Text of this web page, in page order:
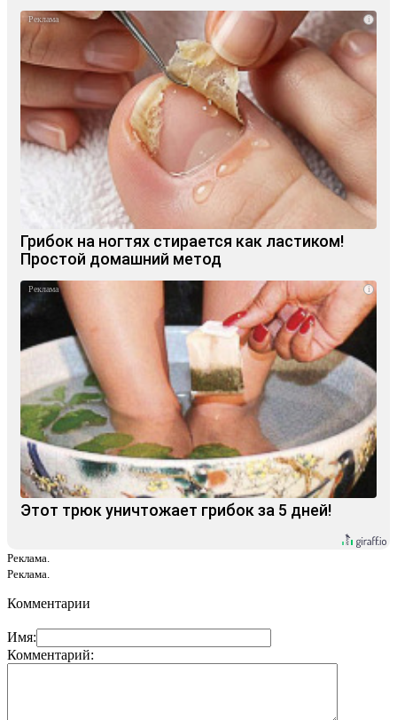
i
Грибок на ногтях стирается как ластиком!
Простой домашний метод
i
Этот трюк уничтожает грибок за 5 дней!
Реклама.
Реклама.
Комментарии
Имя:
Комментарий: